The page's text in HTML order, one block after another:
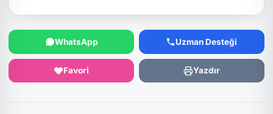
WhatsApp Uzman Desteği
Favori Yazdır